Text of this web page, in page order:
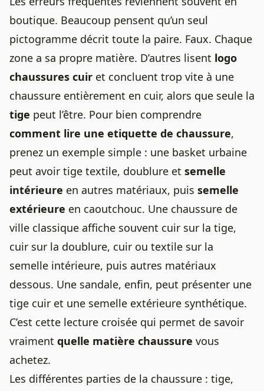
boutique. Beaucoup pensent qu’un seul
pictogramme décrit toute la paire. Faux. Chaque
zone a sa propre matière. D’autres lisent logo
chaussures cuir et concluent trop vite à une
chaussure entièrement en cuir, alors que seule la
tige peut l’être. Pour bien comprendre
comment lire une etiquette de chaussure,
prenez un exemple simple : une basket urbaine
peut avoir tige textile, doublure et semelle
intérieure en autres matériaux, puis semelle
extérieure en caoutchouc. Une chaussure de
ville classique affiche souvent cuir sur la tige,
cuir sur la doublure, cuir ou textile sur la
semelle intérieure, puis autres matériaux
dessous. Une sandale, enfin, peut présenter une
tige cuir et une semelle extérieure synthétique.
C’est cette lecture croisée qui permet de savoir
vraiment quelle matière chaussure vous
achetez.
Les différentes parties de la chaussure : tige,